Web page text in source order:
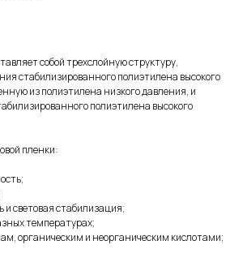
собой трехслойную структуру,
стабилизированного полиэтилена высокого
из полиэтилена низкого давления, и
полиэтилена высокого
пленки:
и световая стабилизация;
температурах;
органическим и неорганическим кислотами;